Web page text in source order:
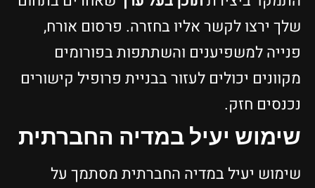
שלך ירצו לקשר אליו בחזרה. פרסום אורח,
פנייה למשפיענים והשתתפות בפורומים
מקוונים יכולים לעזור בבניית פרופיל קישורים
נכנסים חזק.
שימוש יעיל במדיה החברתית
שימוש יעיל במדיה החברתית מסתמך על